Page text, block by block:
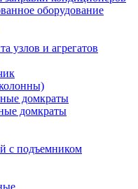
оборудование
узлов и агрегатов
домкраты
домкраты
с подъемником